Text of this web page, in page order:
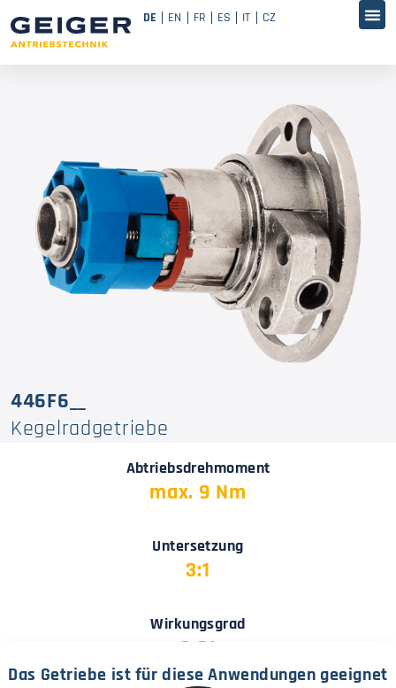
DE EN FR ES IT CZ
446F6__
Kegelradgetriebe
Abtriebsdrehmoment
max. 9 Nm
Untersetzung
3:1
Wirkungsgrad
0,61
Das Getriebe ist für diese Anwendungen geeignet